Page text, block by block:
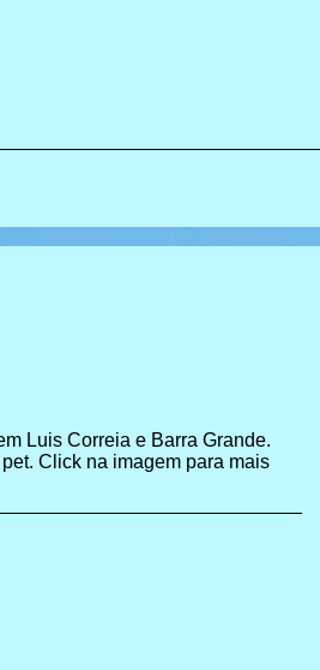
Luis Correia e Barra Grande.
Click na imagem para mais